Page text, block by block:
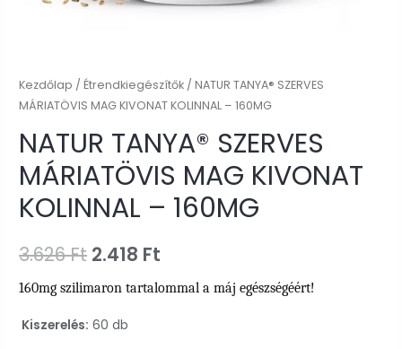
Kezdőlap /Étrendkiegészítők / NATUR TANYA® SZERVES
MÁRIATÖVIS MAG KIVONAT KOLINNAL – 160MG
NATUR TANYA® SZERVES
MÁRIATÖVIS MAG KIVONAT
KOLINNAL – 160MG
3.626Ft Original
price
was:
2.418 Ft
price
160mg szilimaron tartalommal a máj egészségéért!
Kiszerelés: 60 db